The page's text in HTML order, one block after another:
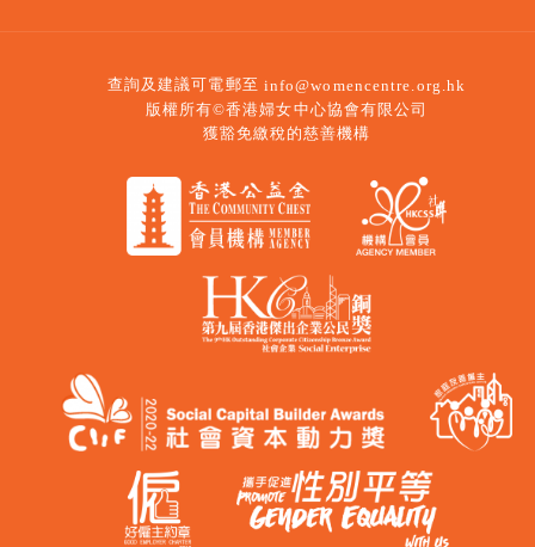
查詢及建議可電郵至 info@womencentre.org.hk
版權所有©香港婦女中心協會有限公司
獲豁免繳稅的慈善機構